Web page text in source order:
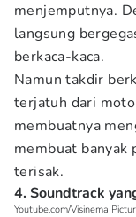
menjemputnya.
langsung
berkaca-kaca.
Namun takdir
terjatuh dari
membuatnya
membuat banyak
terisak.
4. Soundtrack
Youtube.com/Visinema